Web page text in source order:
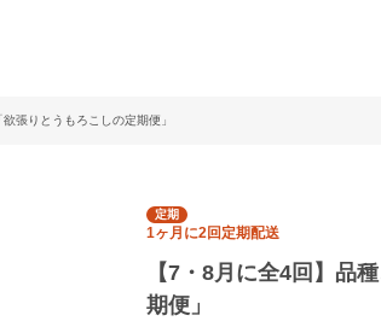
張りとうもろこしの定期便」
定期
1ヶ月に2回定期配送
【7・8月に全4回】品
期便」